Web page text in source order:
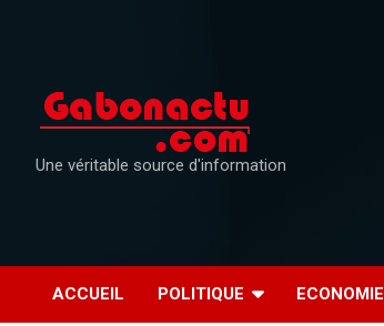
Une véritable source d'information
ACCUEIL POLITIQUE ECONOMIE